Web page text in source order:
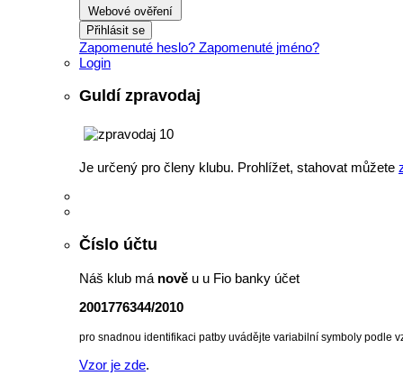
Webové ověření
Přihlásit se
Zapomenuté heslo? Zapomenuté jméno?
Login
Guldí zpravodaj
Je určený pro členy klubu. Prohlížet, stahovat můžete
Číslo účtu
Náš klub má nově u u Fio banky účet
2001776344/2010
pro snadnou identifikaci patby uvádějte variabilní symboly podle
Vzor je zde.